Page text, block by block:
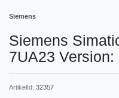
Siemens
Siemens
7UA23
ArtikelId: 32357